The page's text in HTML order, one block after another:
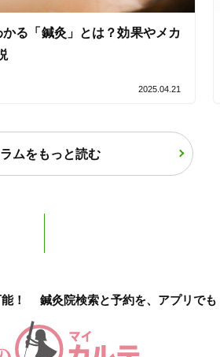
検索結果を見る
かる「鍼灸」とは？効果やメカ
2025.04.21
ムをもっと読む
！ 鍼灸院検索と予約を、アプリでも